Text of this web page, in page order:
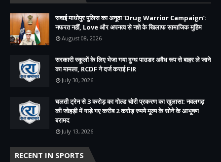
सवाई माधोपुर पुलिस का अनूठा ‘Drug Warrior Campaign’:
नफरत नहीं, Love और अपनत्व से नशे के खिलाफ सामाजिक मुहिम
August 08, 2026
सरकारी स्कूलों के लिए भेजा गया दुग्ध पाउडर अवैध रूप से बाहर ले जाने
का मामला, RCDF ने दर्ज कराई FIR
July 30, 2026
चलती ट्रेन से 3 करोड़ का गोल्ड चोरी प्रकरण का खुलासा: नवलगढ़
की जोहड़ी में गाड़े गए करीब 2 करोड़ रुपये मूल्य के सोने के आभूषण
बरामद
July 13, 2026
RECENT IN SPORTS